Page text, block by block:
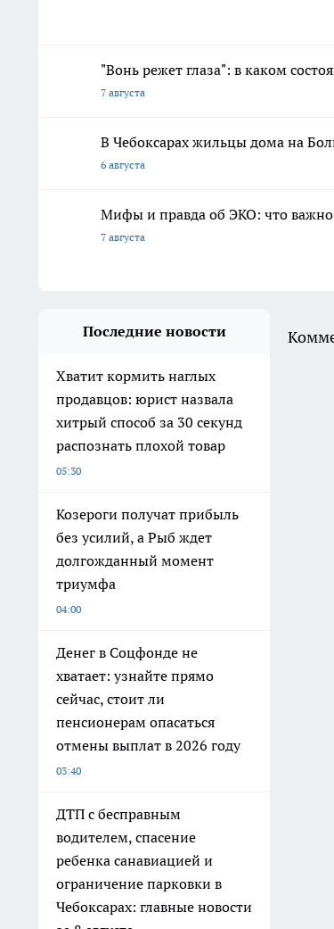
"Вонь режет глаза": в каком
7 августа
В Чебоксарах жильцы дома на
6 августа
Мифы и правда об ЭКО: что
7 августа
Последние новости
Хватит кормить наглых
продавцов: юрист назвала
хитрый способ за 30 секунд
распознать плохой товар
05:30
Козероги получат прибыль
без усилий, а Рыб ждет
долгожданный момент
триумфа
04:00
Денег в Соцфонде не
хватает: узнайте прямо
сейчас, стоит ли
пенсионерам опасаться
отмены выплат в 2026 году
03:40
ДТП с бесправным
водителем, спасение
ребенка санавиацией и
ограничение парковки в
Чебоксарах: главные новости